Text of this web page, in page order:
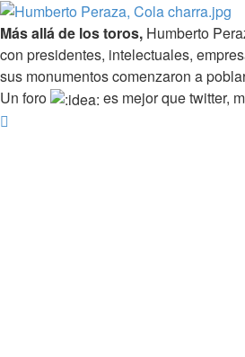
Más allá de los toros, Humberto
con presidentes, intelectuales,
sus monumentos comenzaron a
Un foro
es mejor que twitter,